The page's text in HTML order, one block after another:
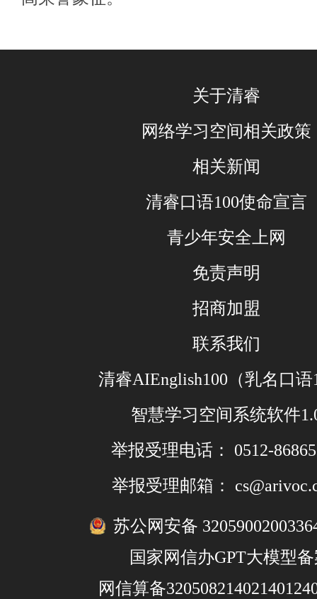
关于清睿
网络学习空间相关政策
相关新闻
清睿口语100使命宣言
青少年安全上网
免责声明
招商加盟
联系我们
清睿AIEnglish100（乳名口语
智慧学习空间系统软件
举报受理电话： 0512-
举报受理邮箱：
苏公网安备
国家网信办GPT大模型
网信算备